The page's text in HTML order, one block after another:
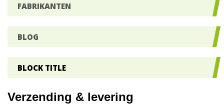
FABRIKANTEN
BLOG
BLOCK TITLE
Verzending & levering